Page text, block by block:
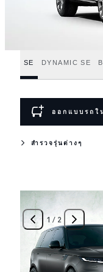
SE DYNAMIC SE
ออกแบบรถใ
สำรวจรุ่นต่างๆ
1 / 2